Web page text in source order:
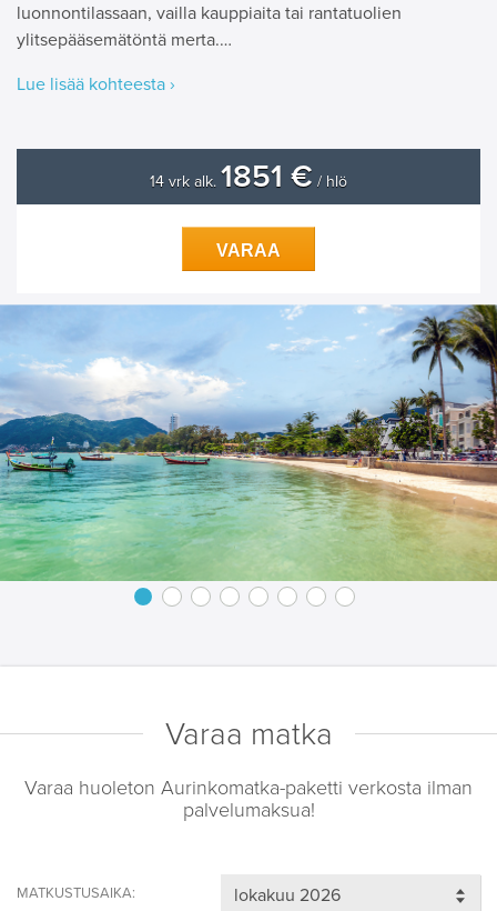
luonnontilassaan, vailla kauppiaita tai rantatuolien
ylitsepääsemätöntä merta.…
Lue lisää kohteesta ›
14 vrk alk. 1851 € / hlö
VARAA
Varaa matka
Varaa huoleton Aurinkomatka-paketti verkosta ilman
palvelumaksua!
MATKUSTUSAIKA: